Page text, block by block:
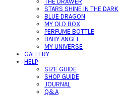
STARS SHINE IN THE DARK
BLUE DRAGON
MY OLD BOX
PERFUME BOTTLE
BABY ANGEL
MY UNIVERSE
GALLERY
HELP
SIZE GUIDE
SHOP GUIDE
JOURNAL
Q&A